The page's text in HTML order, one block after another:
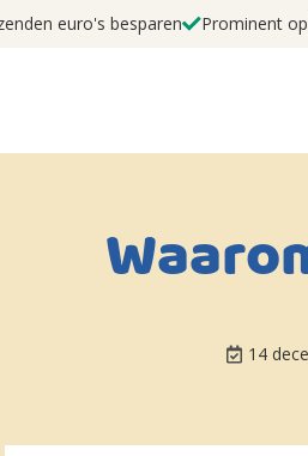
euro's besparen Prominent
14